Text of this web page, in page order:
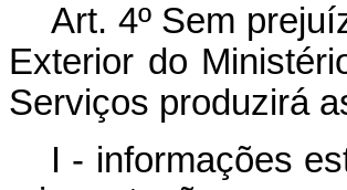
Art. 4º Sem
Exterior do
Serviços produzirá
I - informações